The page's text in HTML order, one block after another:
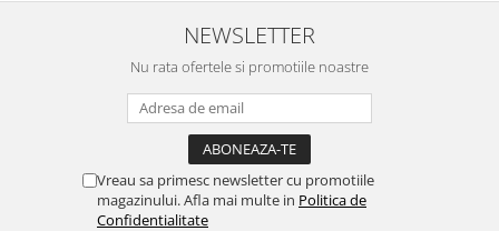
NEWSLETTER
Nu rata ofertele si promotiile noastre
Vreau sa primesc newsletter cu promotiile
magazinului. Afla mai multe in Politica de
Confidentialitate